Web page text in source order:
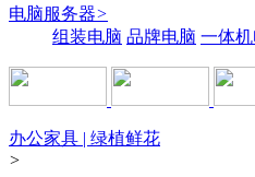
电脑服务器>
组装电脑 品牌电脑 一体
办公家具 | 绿植鲜花
>